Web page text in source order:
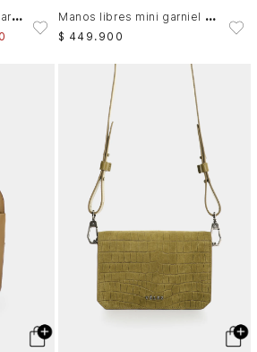
M
anos libres en cuero para hombre M
anos libres mini garniel 4.0 en cuero para hombre
$ 449 . 900